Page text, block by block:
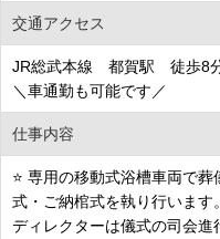
交通アクセス
JR総武本線 都賀駅 徒歩8
＼車通勤も可能です／
仕事内容
⭐ 専用の移動式浴槽車両で
式・ご納棺式を執り行います。
ディレクターは儀式の司会